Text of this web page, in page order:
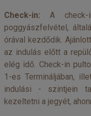
Check-in: A
poggyászfelvétel,
órával kezdődik.
az indulás előtt a
elég idő. Check-in
1-es Termináljában,
indulási - szintjein
kezeltetni a jegyét,